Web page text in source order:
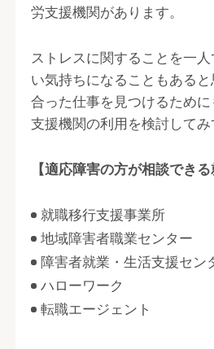
労支援機関があります。
ストレスに関することを一
い気持ちになることもある
合った仕事を見つけるため
支援機関の利用を検討してみ
【適応障害の方が相談できる
就職移行支援事業所
地域障害者職業センター
障害者就業・生活支援セン
ハローワーク
転職エージェント